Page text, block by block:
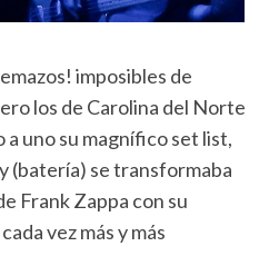
imposibles de
los de Carolina del Norte
uno su magnífico set list,
(batería) se transformaba
Frank Zappa con su
vez más y más